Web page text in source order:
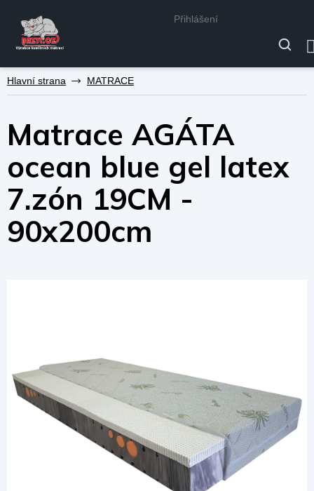
na
Přihlášení
MATRACE
Matrace AGÁTA
ocean blue gel latex
7.zón 19CM -
90x200cm